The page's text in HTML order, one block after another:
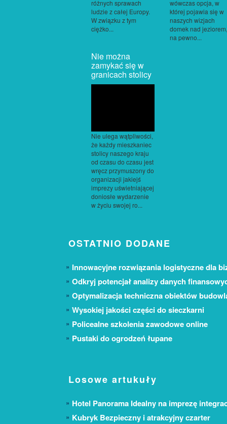
różnych sprawach
ludzie z całej Europy.
W związku z tym
ciężko...
wówczas opcja, w
której pojawia się w
naszych wizjach
domek nad jeziorem,
na pewno...
Nie można
zamykać się w
granicach stolicy
Nie ulega wątpliwości,
że każdy mieszkaniec
stolicy naszego kraju
od czasu do czasu jest
wręcz przymuszony do
organizacji jakiejś
imprezy uświetniającej
doniosłe wydarzenie
w życiu swojej ro...
OSTATNIO DODANE
Innowacyjne rozwiązania logistyczne dla
Odkryj potencjał analizy danych
Optymalizacja techniczna obiektów
Wysokiej jakości części do sieczkarni
Policealne szkolenia zawodowe online
Pustaki do ogrodzeń łupane
Losowe artukuły
Hotel Panorama Idealny na imprezę
Kubryk Bezpieczny i atrakcyjny czarter